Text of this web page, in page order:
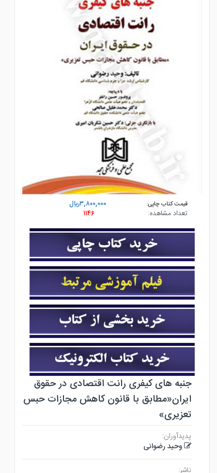
قیمت کتاب چاپی:
۳,۸۰۰,۰۰۰ريال
تعداد مشاهده:
۱۱۴۶
جنبه های کیفری رانت اقتصادی در حقوق
ایران«مطابق با قانون کاهش مجازات حبس
تعزیری»
پدیدآوران:
وحید رضوانی
ناشر: